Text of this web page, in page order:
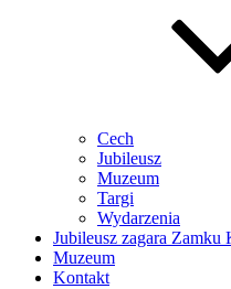
Cech
Jubileusz
Muzeum
Targi
Wydarzenia
Jubileusz zagara Zamku
Muzeum
Kontakt